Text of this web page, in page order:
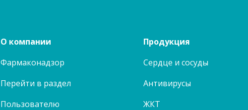
О компании
Фармаконадзор
Перейти в раздел
Пользователю
Продукция
Сердце и сосуды
Антивирусы
ЖКТ